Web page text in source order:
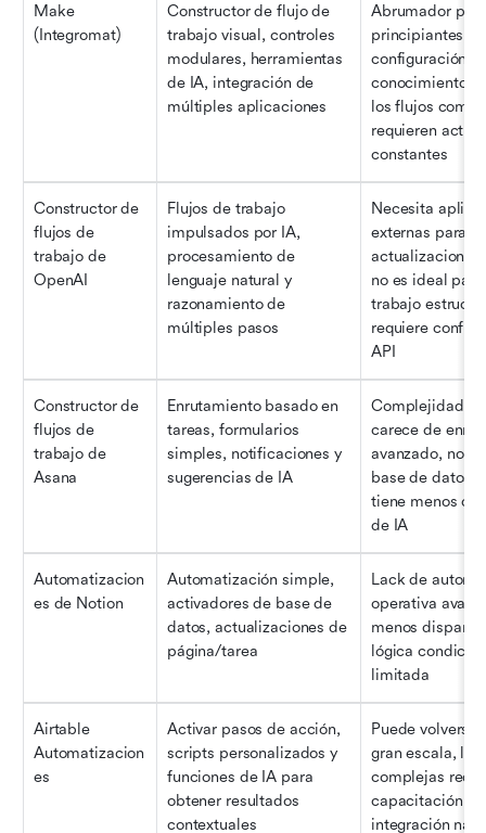
Make
(Integromat)
Constructor de flujo de
trabajo visual, controles
modulares, herramientas
de IA, integración de
múltiples aplicaciones
Abrumador
principiantes, la
configuración
conocimientos
los flujos
requieren
constantes
Constructor de
flujos de
trabajo de
OpenAI
Flujos de trabajo
impulsados por IA,
procesamiento de
lenguaje natural y
razonamiento de
múltiples pasos
Necesita
externas para
actualizaciones
no es ideal
trabajo
requiere
API
Constructor de
flujos de
trabajo de
Asana
Enrutamiento basado en
tareas, formularios
simples, notificaciones y
sugerencias de IA
Complejidad
carece de
avanzado, no
base de datos
tiene menos
de IA
Automatizacion
es de Notion
Automatización simple,
activadores de base de
datos, actualizaciones de
página/tarea
Lack de
operativa
menos
lógica
limitada
Airtable
Automatizacion
es
Activar pasos de acción,
scripts personalizados y
funciones de IA para
obtener resultados
contextuales
Puede volverse
gran escala, las
complejas
capacitación y
integración